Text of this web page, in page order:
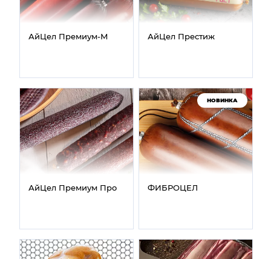
АйЦел Премиум‑М АйЦел Престиж
АйЦел Премиум Про
НОВИНКА
ФИБРОЦЕЛ